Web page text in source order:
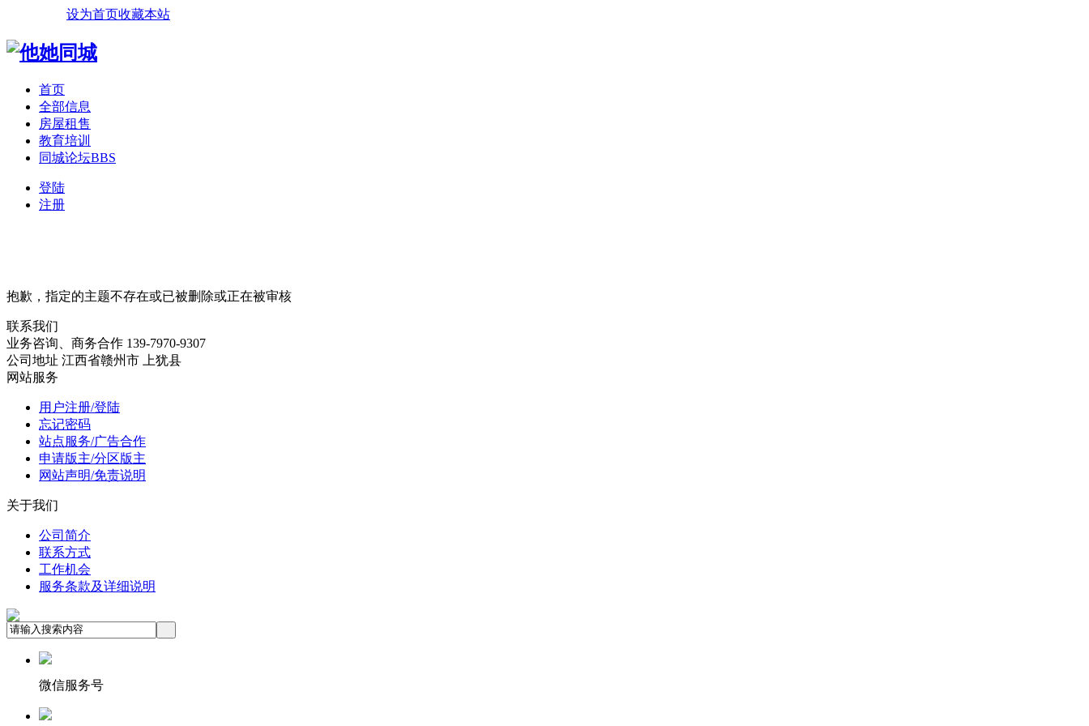
设为首页收藏本站
首页
全部信息
房屋租售
教育培训
同城论坛BBS
登陆
注册
抱歉，指定的主题不存在或已被删除或正在被审核
联系我们
业务咨询、商务合作 139-7970-9307
公司地址 江西省赣州市
上犹县
网站服务
用户注册/登陆
忘记密码
站点服务/广告合作
申请版主/分区版主
网站声明/免责说明
关于我们
公司简介
联系方式
工作机会
服务条款及详细说明
微信服务号